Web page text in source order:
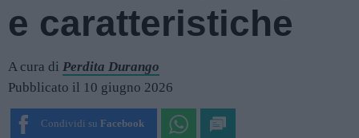
e caratteristiche
A cura di Perdita Durango
Pubblicato il 10 giugno 2026
Condividi su Facebook